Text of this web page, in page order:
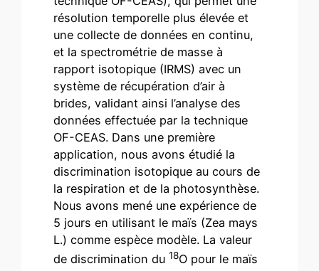
résolution temporelle plus élevée et
une collecte de données en continu,
et la spectrométrie de masse à
rapport isotopique (IRMS) avec un
système de récupération d’air à
brides, validant ainsi l’analyse des
données effectuée par la technique
OF-CEAS. Dans une première
application, nous avons étudié la
discrimination isotopique au cours de
la respiration et de la photosynthèse.
Nous avons mené une expérience de
5 jours en utilisant le maïs (Zea mays
L.) comme espèce modèle. La valeur
de discrimination du 18O pour le maïs